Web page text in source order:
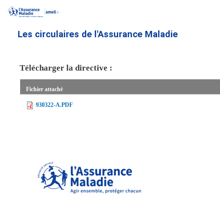
contenu
Les circulaires de l'Assurance Maladie
Télécharger la directive :
Fichier attaché
930322-A.PDF